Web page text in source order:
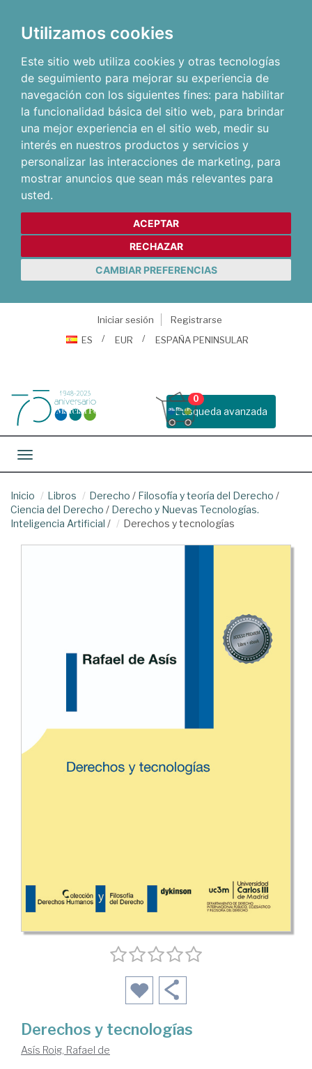
Utilizamos cookies
Este sitio web utiliza cookies y otras tecnologías
de seguimiento para mejorar su experiencia de
navegación con los siguientes fines: para habilitar
la funcionalidad básica del sitio web, para brindar
una mejor experiencia en el sitio web, medir su
interés en nuestros productos y servicios y
personalizar las interacciones de marketing, para
mostrar anuncios que sean más relevantes para
usted.
ACEPTAR
RECHAZAR
CAMBIAR PREFERENCIAS
Iniciar sesión
Registrarse
ES
EUR ESPAÑA PENINSULAR
Busqueda avanzada
0
Toggle navigation
Inicio Libros Derecho / Filosofía y teoría del Derecho /
Ciencia del Derecho / Derecho y Nuevas Tecnologías.
Inteligencia Artificial / Derechos y tecnologías
Derechos y tecnologías
Asís Roig, Rafael de